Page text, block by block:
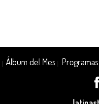
|Álbum del Mes Programas